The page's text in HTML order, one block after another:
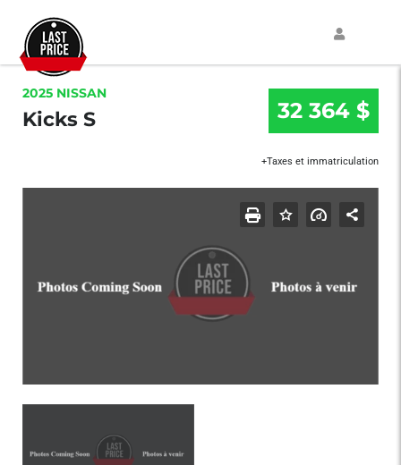
2025 NISSAN
Kicks S 32 364 $
+Taxes et immatriculation